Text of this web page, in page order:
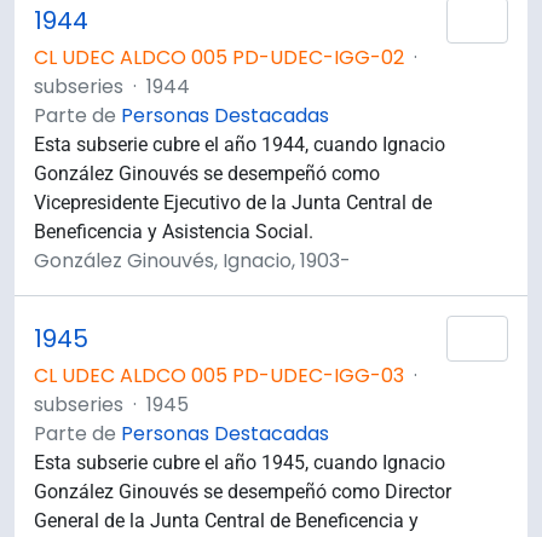
1944
CL UDEC ALDCO 005 PD-UDEC-IGG-02 ·
subseries · 1944
Parte de Personas Destacadas
Esta subserie cubre el año 1944, cuando Ignacio
González Ginouvés se desempeñó como
Vicepresidente Ejecutivo de la Junta Central de
Beneficencia y Asistencia Social.
González Ginouvés, Ignacio, 1903-
1945
CL UDEC ALDCO 005 PD-UDEC-IGG-03 ·
subseries · 1945
Parte de Personas Destacadas
Esta subserie cubre el año 1945, cuando Ignacio
González Ginouvés se desempeñó como Director
General de la Junta Central de Beneficencia y